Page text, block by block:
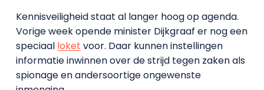
Kennisveiligheid staat al langer hoog op agenda.
Vorige week opende minister Dijkgraaf er nog een
speciaal loket voor. Daar kunnen instellingen
informatie inwinnen over de strijd tegen zaken als
spionage en andersoortige ongewenste